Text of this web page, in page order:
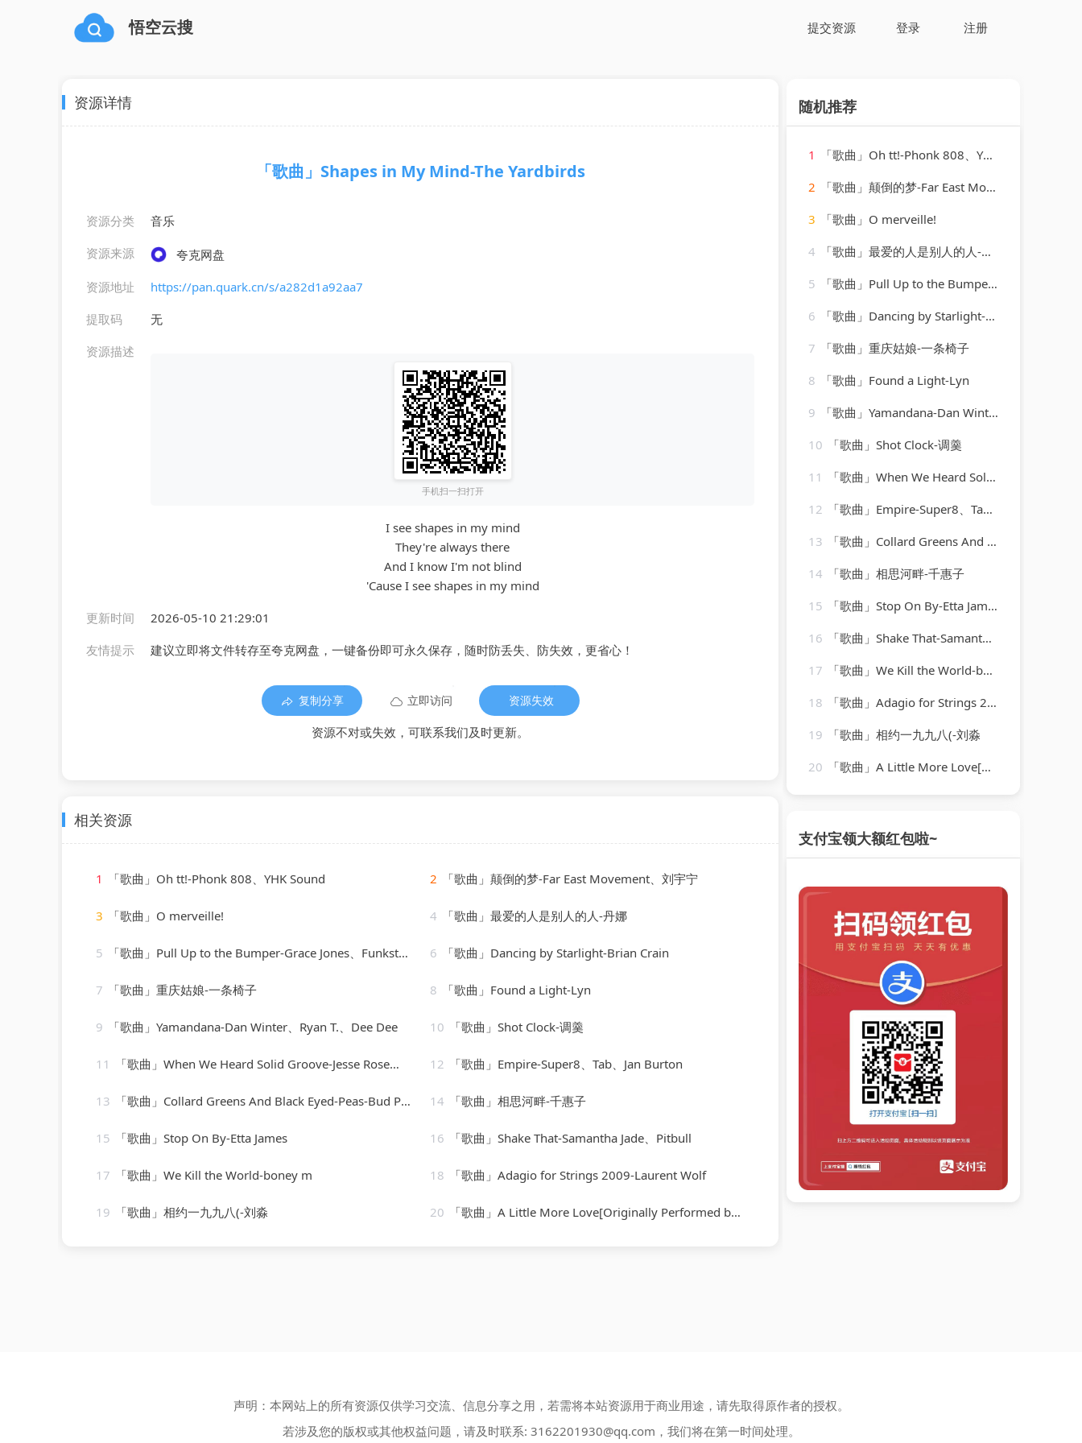
悟空云搜 提交资源 登录 注册
资源详情
「歌曲」Shapes in My Mind-The Yardbirds
资源分类
音乐
资源来源
夸克网盘
资源地址
https://pan.quark.cn/s/a282d1a92aa7
提取码
无
资源描述
手机扫一扫打开
I see shapes in my mind
They're always there
And I know I'm not blind
'Cause I see shapes in my mind
更新时间
2026-05-10 21:29:01
友情提示
建议立即将文件转存至夸克网盘，一键备份即可永久保存，随时防丢失、防失效，更省心！
复制分享 立即访问 资源失效
资源不对或失效，可联系我们及时更新。
相关资源
1 「歌曲」Oh tt!-Phonk 808、YHK Sound 2 「歌曲」颠倒的梦-Far East Movement、刘宇宁
3 「歌曲」O merveille! 4 「歌曲」最爱的人是别人的人-丹娜
5 「歌曲」Pull Up to the Bumper-Grace Jones、Funkstar de Luxe 6 「歌曲」Dancing by Starlight-Brian Crain
7 「歌曲」重庆姑娘-一条椅子 8 「歌曲」Found a Light-Lyn
9 「歌曲」Yamandana-Dan Winter、Ryan T.、Dee Dee 10 「歌曲」Shot Clock-调羹
11 「歌曲」When We Heard Solid Groove-Jesse Rose、Oliver $ 12 「歌曲」Empire-Super8、Tab、Jan Burton
13 「歌曲」Collard Greens And Black Eyed-Peas-Bud Powell 14 「歌曲」相思河畔-千惠子
15 「歌曲」Stop On By-Etta James 16 「歌曲」Shake That-Samantha Jade、Pitbull
17 「歌曲」We Kill the World-boney m 18 「歌曲」Adagio for Strings 2009-Laurent Wolf
19 「歌曲」相约一九九八(-刘淼 20 「歌曲」A Little More Love[Originally Performed by Vince Gill]-Karaoke Diamonds
随机推荐
1
「歌曲」Oh tt!-Phonk 808、YHK Sound
2
「歌曲」颠倒的梦-Far East Movement、刘宇宁
3
「歌曲」O merveille!
4
「歌曲」最爱的人是别人的人-丹娜
5
「歌曲」Pull Up to the Bumper-Grace Jones、Funkstar de Luxe
6
「歌曲」Dancing by Starlight-Brian Crain
7
「歌曲」重庆姑娘-一条椅子
8
「歌曲」Found a Light-Lyn
9
「歌曲」Yamandana-Dan Winter、Ryan T.、Dee Dee
10
「歌曲」Shot Clock-调羹
11
「歌曲」When We Heard Solid Groove-Jesse Rose、Oliver $
12
「歌曲」Empire-Super8、Tab、Jan Burton
13
「歌曲」Collard Greens And Black Eyed-Peas-Bud Powell
14
「歌曲」相思河畔-千惠子
15
「歌曲」Stop On By-Etta James
16
「歌曲」Shake That-Samantha Jade、Pitbull
17
「歌曲」We Kill the World-boney m
18
「歌曲」Adagio for Strings 2009-Laurent Wolf
19
「歌曲」相约一九九八(-刘淼
20
「歌曲」A Little More Love[Originally Performed by Vince Gill]-Karaoke Diamonds
支付宝领大额红包啦~
声明：本网站上的所有资源仅供学习交流、信息分享之用，若需将本站资源用于商业用途，请先取得原作者的授权。
若涉及您的版权或其他权益问题，请及时联系: 3162201930@qq.com ，我们将在第一时间处理。